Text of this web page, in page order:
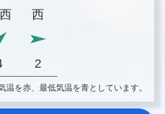
西
2
を赤、最低気温を青としています。